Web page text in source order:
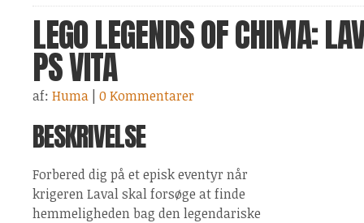
LEGO LEGENDS OF CHIMA:
PS VITA
af: Huma 0 Kommentarer
BESKRIVELSE
Forbered dig på et episk eventyr når
krigeren Laval skal forsøge at finde
hemmeligheden bag den legendariske